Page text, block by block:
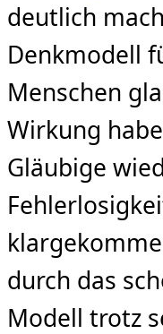
deutlich
Denkmodell
Menschen
Wirkung
Gläubige
durch das
Modell trotz